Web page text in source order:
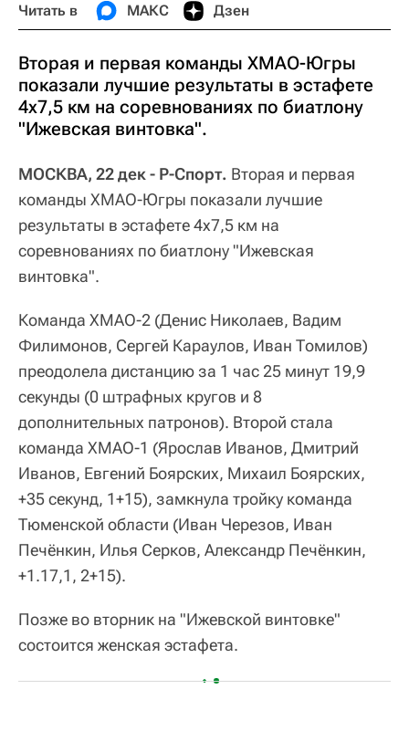
Читать в МАКС Дзен
Вторая и первая команды ХМАО-Югры
показали лучшие результаты в эстафете
4х7,5 км на соревнованиях по биатлону
"Ижевская винтовка".
МОСКВА, 22 дек - Р-Спорт. Вторая и первая
команды ХМАО-Югры показали лучшие
результаты в эстафете 4х7,5 км на
соревнованиях по биатлону "Ижевская
винтовка".
Команда ХМАО-2 (Денис Николаев, Вадим
Филимонов, Сергей Караулов, Иван Томилов)
преодолела дистанцию за 1 час 25 минут 19,9
секунды (0 штрафных кругов и 8
дополнительных патронов). Второй стала
команда ХМАО-1 (Ярослав Иванов, Дмитрий
Иванов, Евгений Боярских, Михаил Боярских,
+35 секунд, 1+15), замкнула тройку команда
Тюменской области (Иван Черезов, Иван
Печёнкин, Илья Серков, Александр Печёнкин,
+1.17,1, 2+15).
Позже во вторник на "Ижевской винтовке"
состоится женская эстафета.